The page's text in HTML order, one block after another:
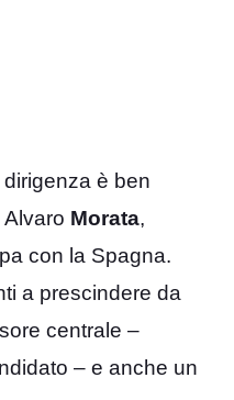
è ben
Morata,
con la Spagna.
a prescindere da
centrale –
– e anche un